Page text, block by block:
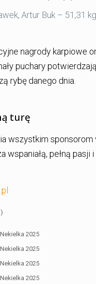
Artur Buk – 51,31 kg
nagrody karpiowe
puchary
rybę danego dnia.
turę
wszystkim
wspaniałą, pełną